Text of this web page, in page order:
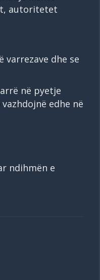
autoritetet
dhe se
në pyetje
edhe në
ndihmën e